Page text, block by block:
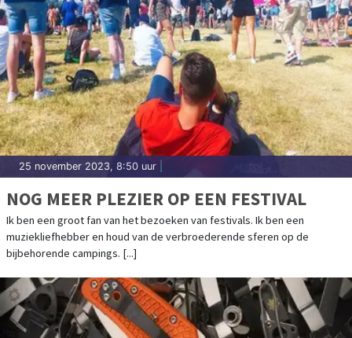
25 november 2023, 8:50 uur
NOG MEER PLEZIER OP EEN FESTIVAL
Ik ben een groot fan van het bezoeken van festivals. Ik ben een
muziekliefhebber en houd van de verbroederende sferen op de
bijbehorende campings. [...]